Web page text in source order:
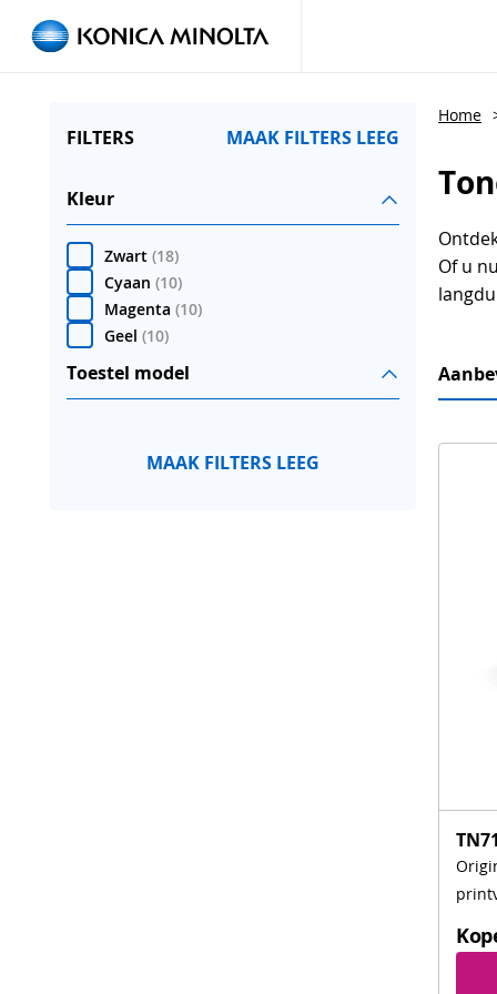
FILTERS MAAK FILTERS LEEG
Kleur
Zwart (18)
Cyaan (10)
Magenta (10)
Geel (10)
Toestel model
MAAK FILTERS LEEG
Home
Of u